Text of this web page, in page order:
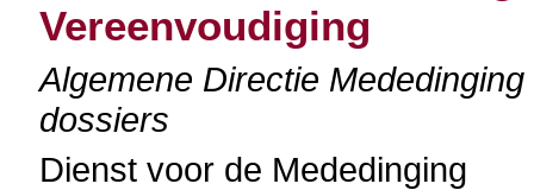
Vereenvoudiging
Algemene Directie
dossiers
Dienst voor de Mededinging